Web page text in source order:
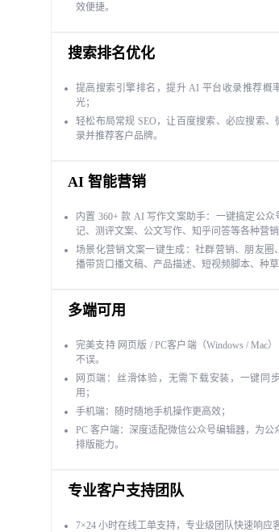
效便捷。
搜索排名优化
提高搜索引擎排名，提升 AI 平台收录推荐概
光；
轻松布局常规 SEO，让百度搜索、必应搜索
录并推荐客户品牌。
AI 智能营销
内置 360+ 款 AI 写作文案助手：一键搞定公
记、测评文案、公文写作、知乎问答等各种营销
场景化营销文案一键生成：社群营销、朋友圈
播带货口播文稿、产品描述、短视频脚本、种草
多端可用
完美支持 网页版 / PC客户端（Windows / Mac
不误。
网页端：丝滑体验，无需下载安装，一键同
用；
手机端：随时随地手机操作更高效；
PC 客户端：深度适配微信公众号编辑器，为
排版能力。
专业客户支持团队
7×24 小时在线工单支持，专业级团队快速响应